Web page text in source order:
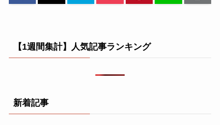
【1週間集計】人気記事ランキング
新着記事